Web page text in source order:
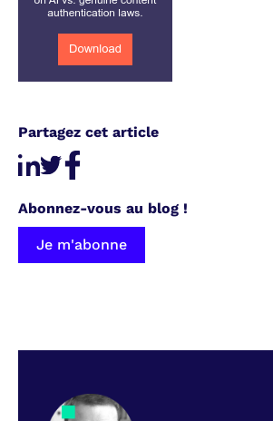
Partagez cet article
Abonnez-vous au blog !
Je m'abonne